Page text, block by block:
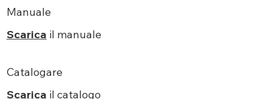
Manuale
Scarica il manuale
Catalogare
Scarica il catalogo